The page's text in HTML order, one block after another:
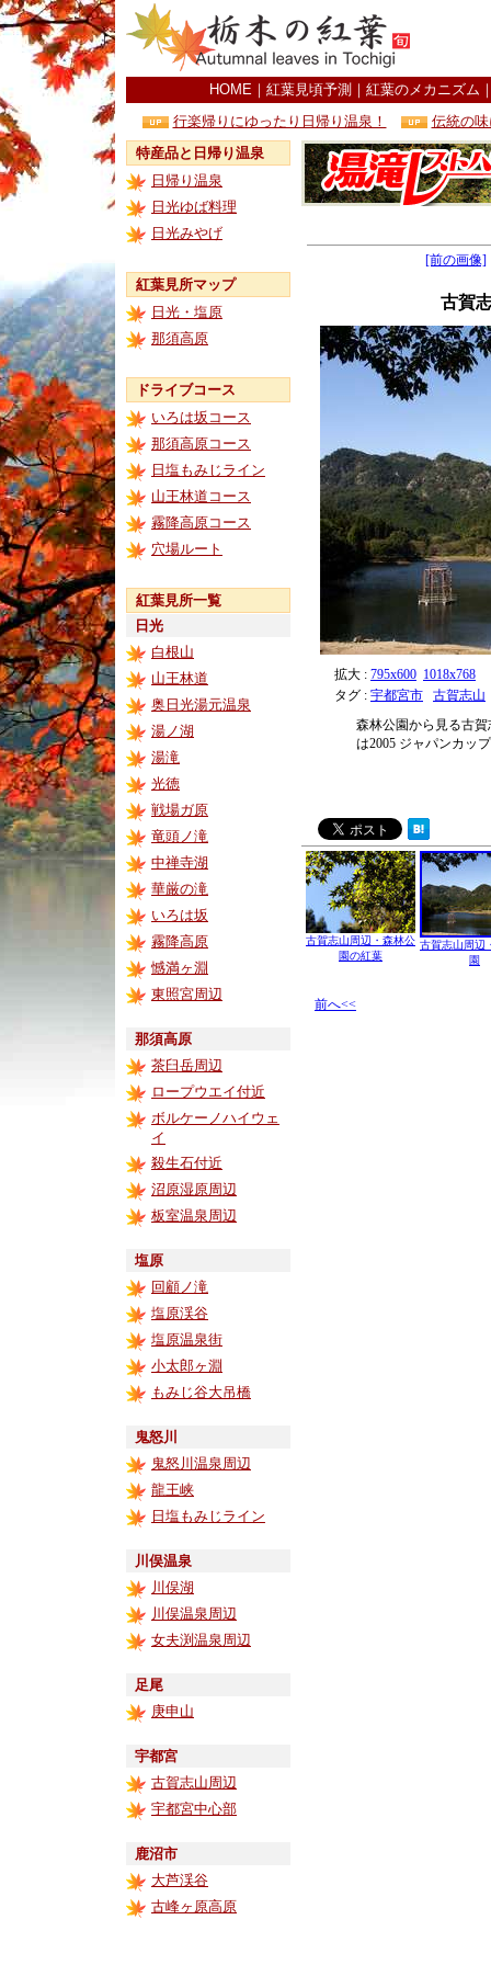
HOME ｜ 紅葉見頃予測 ｜ 紅葉のメカニズム
行楽帰りにゆったり日帰り温泉！
伝統の
特産品と日帰り温泉
日帰り温泉
日光ゆば料理
日光みやげ
紅葉見所マップ
日光・塩原
那須高原
ドライブコース
いろは坂コース
那須高原コース
日塩もみじライン
山王林道コース
霧降高原コース
穴場ルート
紅葉見所一覧
日光
白根山
山王林道
奥日光湯元温泉
湯ノ湖
湯滝
光徳
戦場ガ原
竜頭ノ滝
中禅寺湖
華厳の滝
いろは坂
霧降高原
憾満ヶ淵
東照宮周辺
那須高原
茶臼岳周辺
ロープウエイ付近
ボルケーノハイウェ
イ
殺生石付近
沼原湿原周辺
板室温泉周辺
塩原
回顧ノ滝
塩原渓谷
塩原温泉街
小太郎ヶ淵
もみじ谷大吊橋
鬼怒川
鬼怒川温泉周辺
龍王峡
日塩もみじライン
川俣温泉
川俣湖
川俣温泉周辺
女夫渕温泉周辺
足尾
庚申山
宇都宮
古賀志山周辺
宇都宮中心部
鹿沼市
大芦渓谷
古峰ヶ原高原
[前の画像]
古賀
拡大 : 795x600 1018x768
タグ : 宇都宮市
古賀志山
森林公園から見る古
は2005 ジャパンカッ
古賀志山周辺・森林公
園の紅葉
古賀志山周辺
園
前へ<<